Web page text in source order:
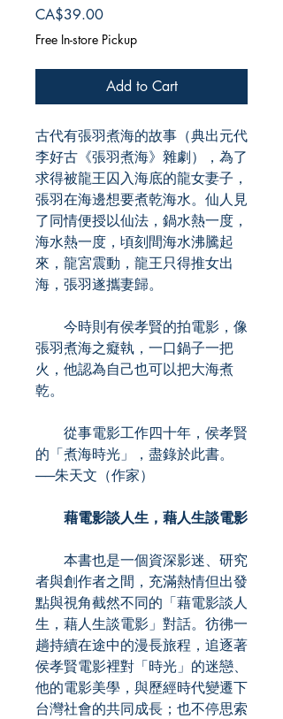
CA$39.00Price
Free In-store Pickup
Add to Cart
古代有張羽煮海的故事（典出元代
李好古《張羽煮海》雜劇），為了
求得被龍王囚入海底的龍女妻子，
張羽在海邊想要煮乾海水。仙人見
了同情便授以仙法，鍋水熱一度，
海水熱一度，頃刻間海水沸騰起
來，龍宮震動，龍王只得推女出
海，張羽遂攜妻歸。
今時則有侯孝賢的拍電影，像
張羽煮海之癡執，一口鍋子一把
火，他認為自己也可以把大海煮
乾。
從事電影工作四十年，侯孝賢
的「煮海時光」，盡錄於此書。
──朱天文（作家）
藉電影談人生，藉人生談電影
本書也是一個資深影迷、研究
者與創作者之間，充滿熱情但出發
點與視角截然不同的「藉電影談人
生，藉人生談電影」對話。彷彿一
趟持續在途中的漫長旅程，追逐著
侯孝賢電影裡對「時光」的迷戀、
他的電影美學，與歷經時代變遷下
台灣社會的共同成長；也不停思索